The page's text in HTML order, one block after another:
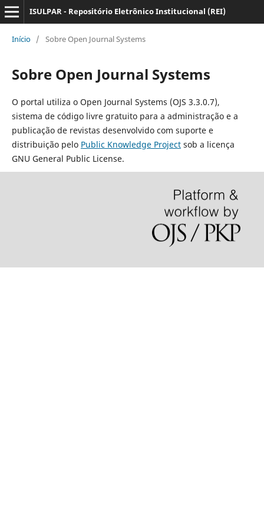
ISULPAR - Repositório Eletrônico Institucional (REI)
Início / Sobre Open Journal Systems
Sobre Open Journal Systems
O portal utiliza o Open Journal Systems (OJS 3.3.0.7),
sistema de código livre gratuito para a administração e a
publicação de revistas desenvolvido com suporte e
distribuição pelo Public Knowledge Projectsob a licença
GNU General Public License.